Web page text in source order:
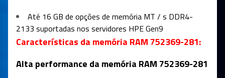
Até 16 GB de opções de memória MT / s DDR4-
2133 suportadas nos servidores HPE Gen9
Características da memória RAM 752369-281:
Alta performance da memória RAM 752369-281